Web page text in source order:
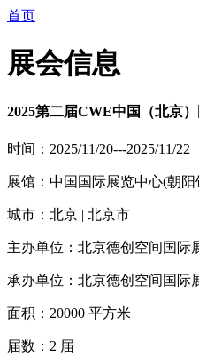
首页
展会信息
2025第二届CWE中国（北京
时间：2025/11/20---2025/11/22
展馆：中国国际展览中心(朝阳
城市：北京 | 北京市
主办单位：北京德创空间国际
承办单位：北京德创空间国际
面积：20000 平方米
届数：2 届